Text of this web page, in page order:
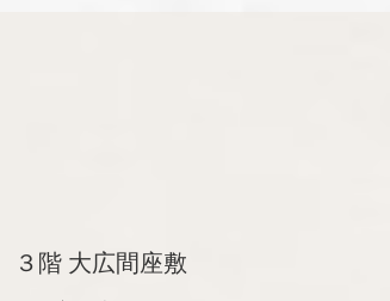
３階 大広間座敷